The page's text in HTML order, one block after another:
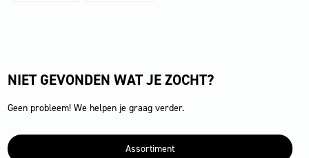
NIET GEVONDEN WAT JE ZOCHT?
Geen probleem! We helpen je graag verder.
Assortiment